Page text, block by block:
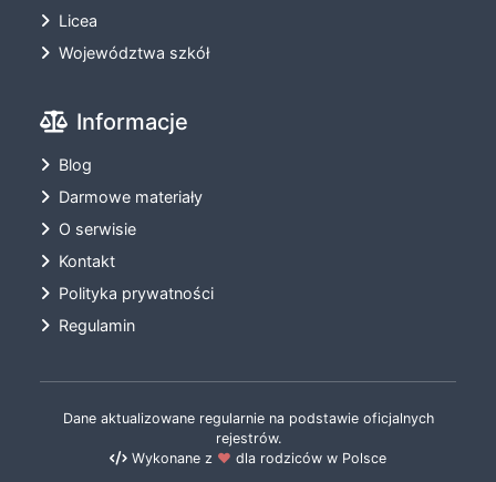
Licea
Województwa szkół
Informacje
Blog
Darmowe materiały
O serwisie
Kontakt
Polityka prywatności
Regulamin
Dane aktualizowane regularnie na podstawie oficjalnych
rejestrów.
Wykonane z ❤️ dla rodziców w Polsce